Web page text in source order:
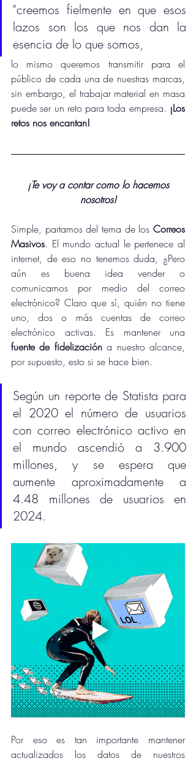
"creemos fielmente en que esos
lazos son los que nos dan la
esencia de lo que somos,
lo mismo queremos transmitir para el
público de cada una de nuestras marcas,
sin embargo, el trabajar material en masa
puede ser un reto para toda empresa. ¡Los
retos nos encantan!
nosotros!
Simple, partamos del tema de los Correos
Masivos. El mundo actual le pertenece al
internet, de eso no tenemos duda, ¿Pero
aún es buena idea vender o
comunicarnos por medio del correo
electrónico? Claro que sí, quién no tiene
uno, dos o más cuentas de correo
fuente de fidelización a nuestro alcance,
por supuesto, esto si se hace bien.
Según un reporte de Statista para
el 2020 el número de usuarios
con correo electrónico activo en
el mundo ascendió a 3.900
millones, y se espera que
aumente aproximadamente a
4.48 millones de usuarios en
2024.
Por eso es tan importante mantener
actualizados los datos de nuestros